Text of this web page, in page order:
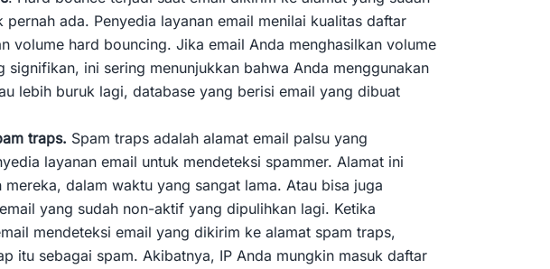
ada. Penyedia layanan email menilai kualitas daftar
volume hard bouncing. Jika email Anda menghasilkan volume
signifikan, ini sering menunjukkan bahwa Anda menggunakan
lebih buruk lagi, database yang berisi email yang dibuat
traps. Spam traps adalah alamat email palsu yang
layanan email untuk mendeteksi spammer. Alamat ini
mereka, dalam waktu yang sangat lama. Atau bisa juga
yang sudah non-aktif yang dipulihkan lagi. Ketika
mendeteksi email yang dikirim ke alamat spam traps,
itu sebagai spam. Akibatnya, IP Anda mungkin masuk daftar